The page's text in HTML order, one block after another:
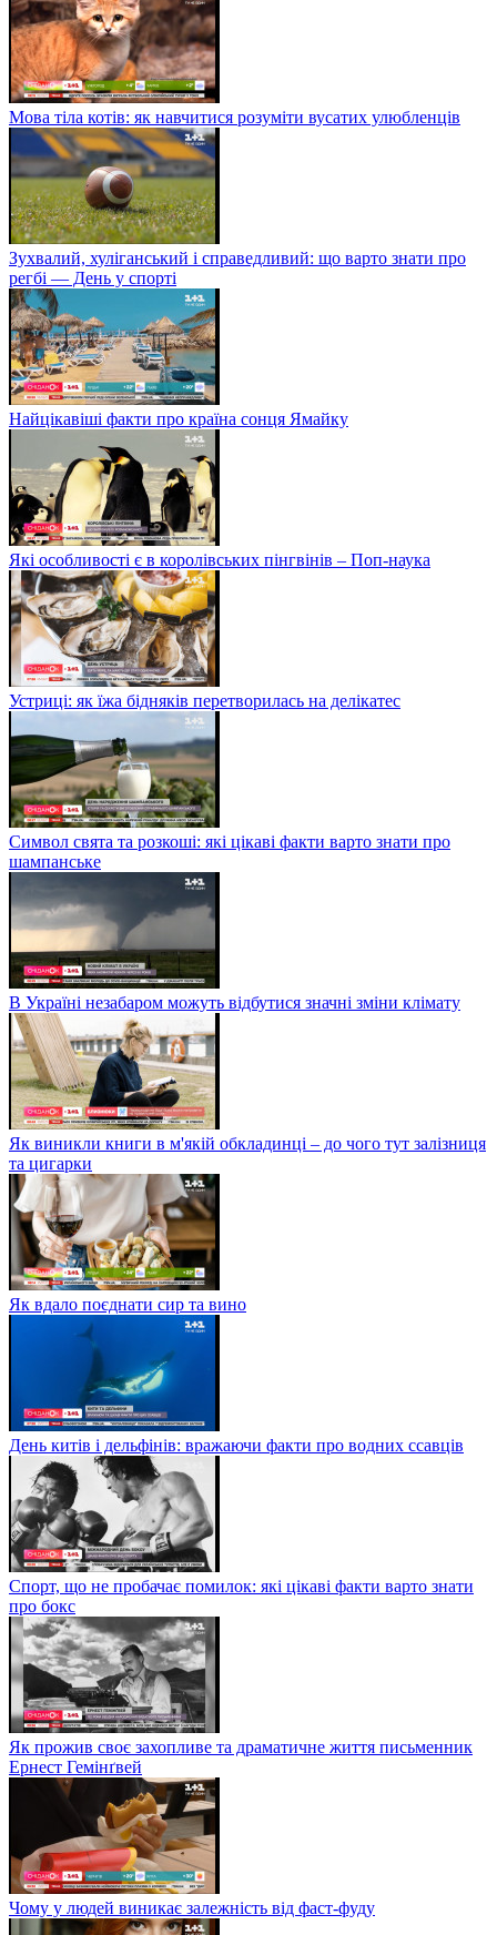
Мова тіла котів: як навчитися розуміти вусатих улюбленців
Зухвалий, хуліганський і справедливий: що варто знати про
регбі — День у спорті
Найцікавіші факти про країна сонця Ямайку
Які особливості є в королівських пінгвінів – Поп-наука
Устриці: як їжа бідняків перетворилась на делікатес
Символ свята та розкоші: які цікаві факти варто знати про
шампанське
В Україні незабаром можуть відбутися значні зміни клімату
Як виникли книги в м'якій обкладинці – до чого тут залізниця
та цигарки
Як вдало поєднати сир та вино
День китів і дельфінів: вражаючи факти про водних ссавців
Спорт, що не пробачає помилок: які цікаві факти варто знати
про бокс
Як прожив своє захопливе та драматичне життя письменник
Ернест Гемінґвей
Чому у людей виникає залежність від фаст-фуду